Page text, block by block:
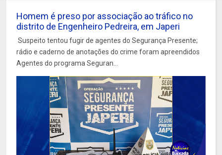
Homem é preso por associação ao tráfico no
distrito de Engenheiro Pedreira, em Japeri
Suspeito tentou fugir de agentes do Segurança Presente;
rádio e caderno de anotações do crime foram apreendidos
Agentes do programa Seguran...